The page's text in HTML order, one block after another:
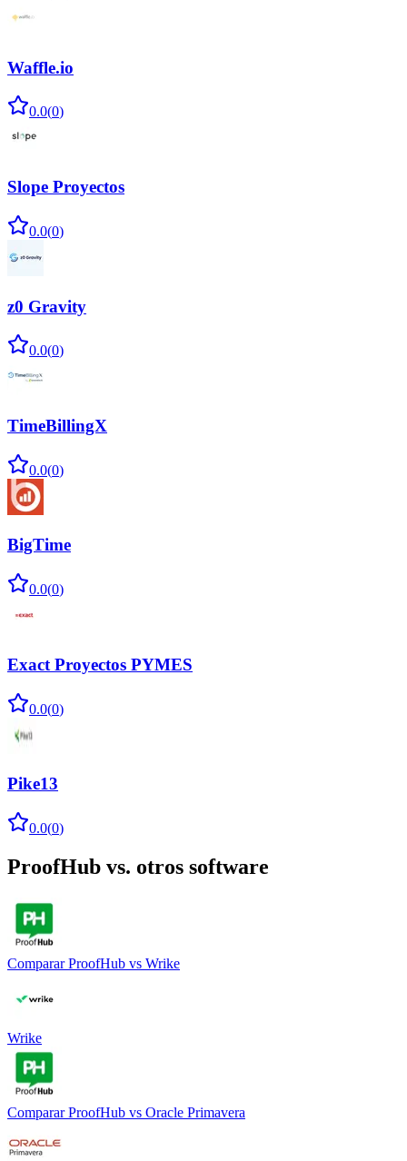
Waffle.io
0.0(0)
Slope Proyectos
0.0(0)
z0 Gravity
0.0(0)
TimeBillingX
0.0(0)
BigTime
0.0(0)
Exact Proyectos PYMES
0.0(0)
Pike13
0.0(0)
ProofHub vs. otros software
Comparar ProofHub vs Wrike
Wrike
Comparar ProofHub vs Oracle Primavera